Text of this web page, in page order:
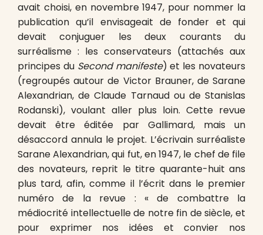
avait choisi, en novembre 1947, pour nommer la
publication qu’il envisageait de fonder et qui
devait conjuguer les deux courants du
surréalisme : les conservateurs (attachés aux
principes du Second manifeste) et les novateurs
(regroupés autour de Victor Brauner, de Sarane
Alexandrian, de Claude Tarnaud ou de Stanislas
Rodanski), voulant aller plus loin. Cette revue
devait être éditée par Gallimard, mais un
désaccord annula le projet. L’écrivain surréaliste
Sarane Alexandrian, qui fut, en 1947, le chef de file
des novateurs, reprit le titre quarante-huit ans
plus tard, afin, comme il l’écrit dans le premier
numéro de la revue : « de combattre la
médiocrité intellectuelle de notre fin de siècle, et
pour exprimer nos idées et convier nos